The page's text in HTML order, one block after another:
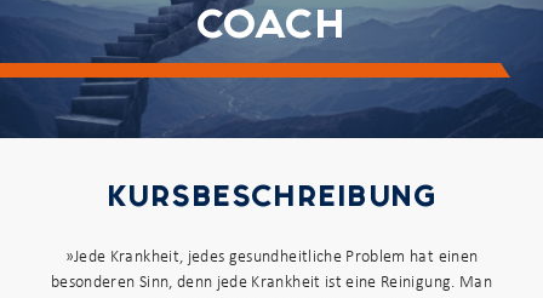
COACH
KURSBESCHREIBUNG
»Jede Krankheit, jedes gesundheitliche Problem hat einen
besonderen Sinn, denn jede Krankheit ist eine Reinigung. Man